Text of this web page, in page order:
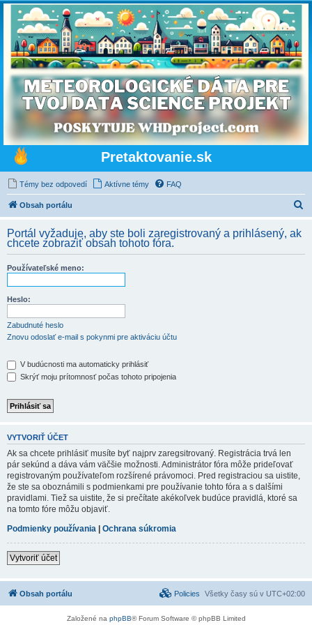
Pretaktovanie.sk
Témy bez odpovedí Aktívne témy FAQ
Obsah portálu
d
Portál vyžaduje, aby ste boli zaregistrovaný a prihlásený, ak
chcete zobraziť obsah tohoto fóra.
Používateľské meno:
Heslo:
Zabudnuté heslo
Znovu odoslať e-mail s pokynmi pre aktiváciu účtu
V budúcnosti ma automaticky prihlásiť
Skrýť moju prítomnosť počas tohoto pripojenia
VYTVORIŤ ÚČET
Ak sa chcete prihlásiť musíte byť najprv zaregsitrovaný. Registrácia trvá len
pár sekúnd a dáva vám väčšie možnosti. Administrátor fóra môže prideľovať
registrovaným používateľom rozšírené právomoci. Pred registraciou sa uistite,
že ste sa oboznámili s podmienkami pre používanie tohto fóra a s dalšími
pravidlami. Tiež sa uistite, že si prečítate akékoľvek budúce pravidlá, ktoré sa
na tomto fóre môžu objaviť.
Podmienky používania | Ochrana súkromia
Vytvoriť účet
Obsah portálu Všetky časy sú v UTC+02:00
Policies
Založené na phpBB® Forum Software © phpBB Limited